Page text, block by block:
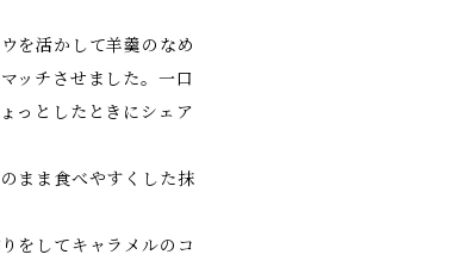
を活かして羊羹のなめ
ッチさせました。一口
っとしたときにシェア
まま食べやすくした抹
をしてキャラメルのコ